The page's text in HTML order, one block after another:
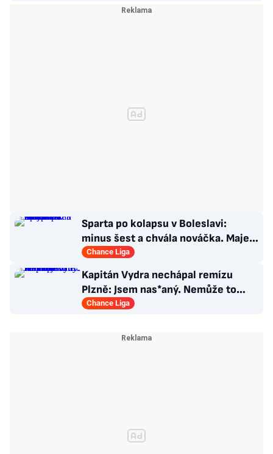
Sparta po kolapsu v Boleslavi:
minus šest a chvála nováčka. Majer
má silnou zbraň
Chance Liga
Kapitán Vydra nechápal remízu
Plzně: Jsem nas*aný. Nemůže to
končit jako házená
Chance Liga